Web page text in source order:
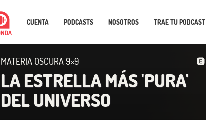
CUENTA PODCASTS NOSOTROS TRAE TU PODCAST
MATERIA OSCURA 9×9
LA ESTRELLA MÁS 'PURA'
DEL UNIVERSO